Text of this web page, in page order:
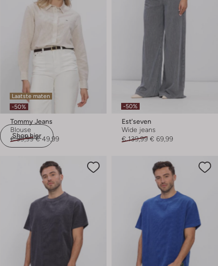
Shop hier
Laatste maten
-50%
Tommy Jeans
Blouse
€ 99,99 € 49,99
-50%
Est'seven
Wide jeans
€ 139,99 € 69,99